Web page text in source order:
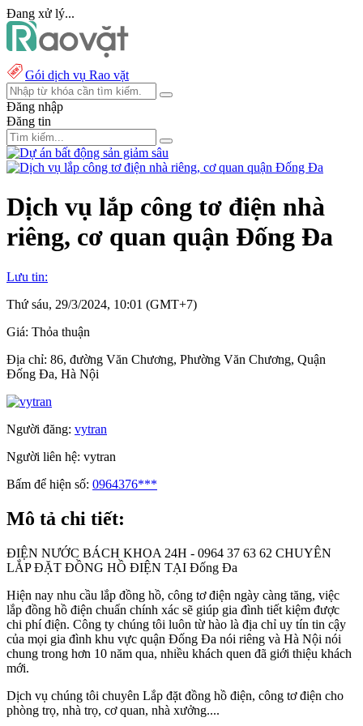
Đang xử lý...
Gói dịch vụ Rao vặt
Đăng nhập
Đăng tin
Dịch vụ lắp công tơ điện nhà
riêng, cơ quan quận Đống Đa
Lưu tin:
Thứ sáu, 29/3/2024, 10:01 (GMT+7)
Giá: Thỏa thuận
Địa chỉ: 86, đường Văn Chương, Phường Văn Chương, Quận
Đống Đa, Hà Nội
Người đăng: vytran
Người liên hệ: vytran
Bấm để hiện số: 0964376***
Mô tả chi tiết:
ĐIỆN NƯỚC BÁCH KHOA 24H - 0964 37 63 62 CHUYÊN
LẮP ĐẶT ĐỒNG HỒ ĐIỆN TẠI Đống Đa
Hiện nay nhu cầu lắp đồng hồ, công tơ điện ngày càng tăng, việc
lắp đồng hồ điện chuẩn chính xác sẽ giúp gia đình tiết kiệm được
chi phí điện. Công ty chúng tôi luôn từ hào là địa chỉ uy tín tin cậy
của mọi gia đình khu vực quận Đống Đa nói riêng và Hà Nội nói
chung trong hơn 10 năm qua, nhiều khách quen đã giới thiệu khách
mới.
Dịch vụ chúng tôi chuyên Lắp đặt đồng hồ điện, công tơ điện cho
phòng trọ, nhà trọ, cơ quan, nhà xưởng....